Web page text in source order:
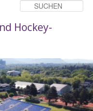
Hockey-